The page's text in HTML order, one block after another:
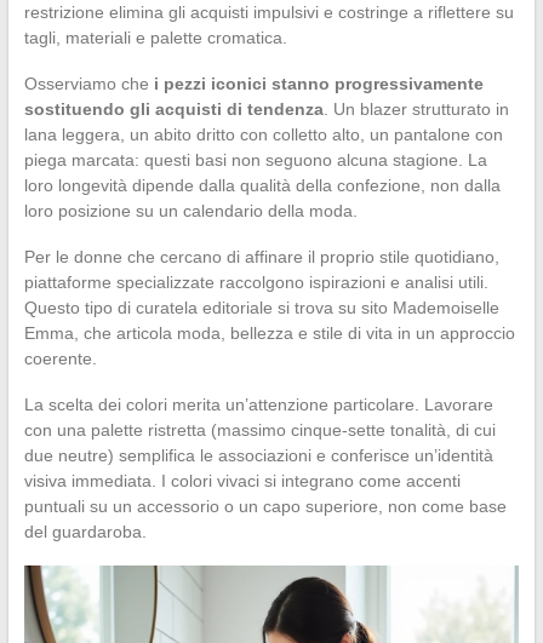
restrizione elimina gli acquisti impulsivi e costringe a riflettere su
tagli, materiali e palette cromatica.
Osserviamo che i pezzi iconici stanno progressivamente
sostituendo gli acquisti di tendenza. Un blazer strutturato in
lana leggera, un abito dritto con colletto alto, un pantalone con
piega marcata: questi basi non seguono alcuna stagione. La
loro longevità dipende dalla qualità della confezione, non dalla
loro posizione su un calendario della moda.
Per le donne che cercano di affinare il proprio stile quotidiano,
piattaforme specializzate raccolgono ispirazioni e analisi utili.
Questo tipo di curatela editoriale si trova su sito Mademoiselle
Emma, che articola moda, bellezza e stile di vita in un approccio
coerente.
La scelta dei colori merita un’attenzione particolare. Lavorare
con una palette ristretta (massimo cinque-sette tonalità, di cui
due neutre) semplifica le associazioni e conferisce un’identità
visiva immediata. I colori vivaci si integrano come accenti
puntuali su un accessorio o un capo superiore, non come base
del guardaroba.